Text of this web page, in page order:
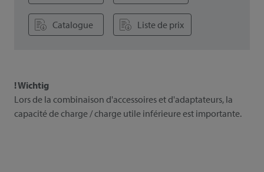
Catalogue Liste de prix
! Wichtig
Lors de la combinaison d'accessoires et d'adaptateurs, la
capacité de charge / charge utile inférieure est importante.